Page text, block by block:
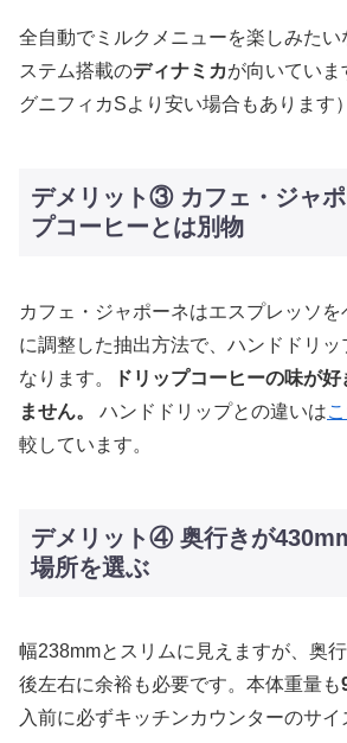
全自動でミルクメニューを楽しみた
ステム搭載のディナミカが向いていま
グニフィカSより安い場合もあります
デメリット③ カフェ・ジャ
プコーヒーとは別物
カフェ・ジャポーネはエスプレッソ
に調整した抽出方法で、ハンドドリ
なります。
ドリップコーヒーの味が
ません。
ハンドドリップとの違いは
較しています。
デメリット④ 奥行きが
場所を選ぶ
幅238mmとスリムに見えますが、奥
後左右に余裕も必要です。本体重量も
入前に必ずキッチンカウンターのサイ